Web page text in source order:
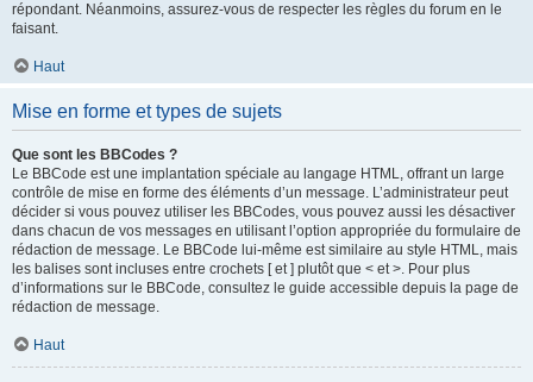
répondant. Néanmoins, assurez-vous de respecter les règles du forum en le
faisant.
Haut
Mise en forme et types de sujets
Que sont les BBCodes ?
Le BBCode est une implantation spéciale au langage HTML, offrant un large
contrôle de mise en forme des éléments d’un message. L’administrateur peut
décider si vous pouvez utiliser les BBCodes, vous pouvez aussi les désactiver
dans chacun de vos messages en utilisant l’option appropriée du formulaire de
rédaction de message. Le BBCode lui-même est similaire au style HTML, mais
les balises sont incluses entre crochets [ et ] plutôt que < et >. Pour plus
d’informations sur le BBCode, consultez le guide accessible depuis la page de
rédaction de message.
Haut